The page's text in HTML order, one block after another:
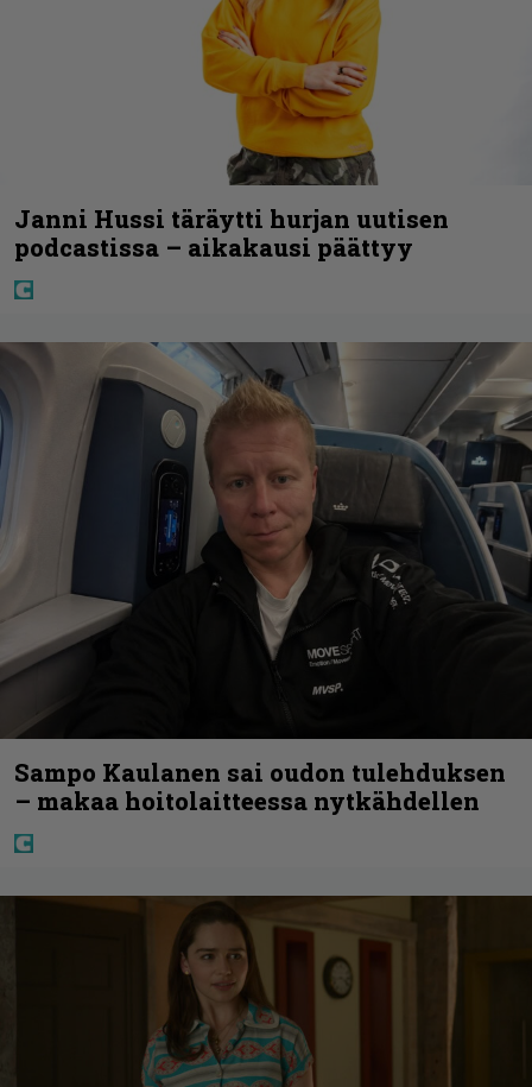
Janni Hussi täräytti hurjan uutisen
podcastissa – aikakausi päättyy
Sampo Kaulanen sai oudon tulehduksen
– makaa hoitolaitteessa nytkähdellen